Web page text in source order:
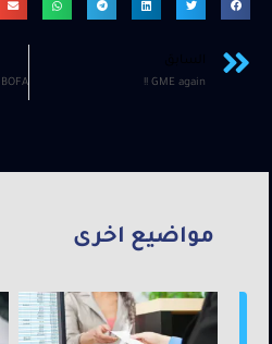
مواضيع اخرى
GME again !!